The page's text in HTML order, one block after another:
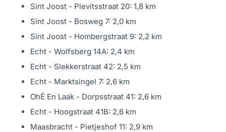
zonneboiler geïnstalleerd, zodat je altijd verzekerd bent
van een comfortabel klimaat in huis.
Maar deze ruimte is veel meer dan alleen een berging: je
kunt hem multifunctioneel gebruiken. Denk aan een
hobbykamer, thuiswerkplek, opslagruimte, of zelfs een
extra woonruimte als je meer leefruimte nodig hebt. Met
een beetje creativiteit kun je deze ruimte helemaal naar
eigen wens inrichten – de mogelijkheden zijn eindeloos!
Sint Joost - Plevitsstraat 20: 1,8 km
Sint Joost - Bosweg 7: 2,0 km
Sint Joost - Hombergstraat 9: 2,2 km
Echt - Wolfsberg 14A: 2,4 km
Echt - Slekkerstraat 42: 2,5 km
Echt - Marktsingel 7: 2,6 km
OhÉ En Laak - Dorpsstraat 41: 2,6 km
Echt - Hoogstraat 41B: 2,6 km
Maasbracht - Pietjeshof 11: 2,9 km